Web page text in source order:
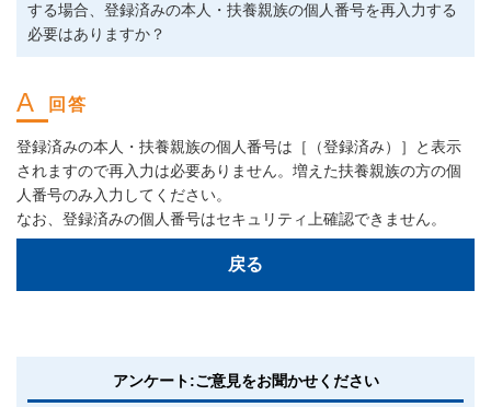
する場合、登録済みの本人・扶養親族の個人番号を再入力する
必要はありますか？
登録済みの本人・扶養親族の個人番号は［（登録済み）］と表示
されますので再入力は必要ありません。増えた扶養親族の方の個
人番号のみ入力してください。
なお、登録済みの個人番号はセキュリティ上確認できません。
戻る
アンケート:ご意見をお聞かせください